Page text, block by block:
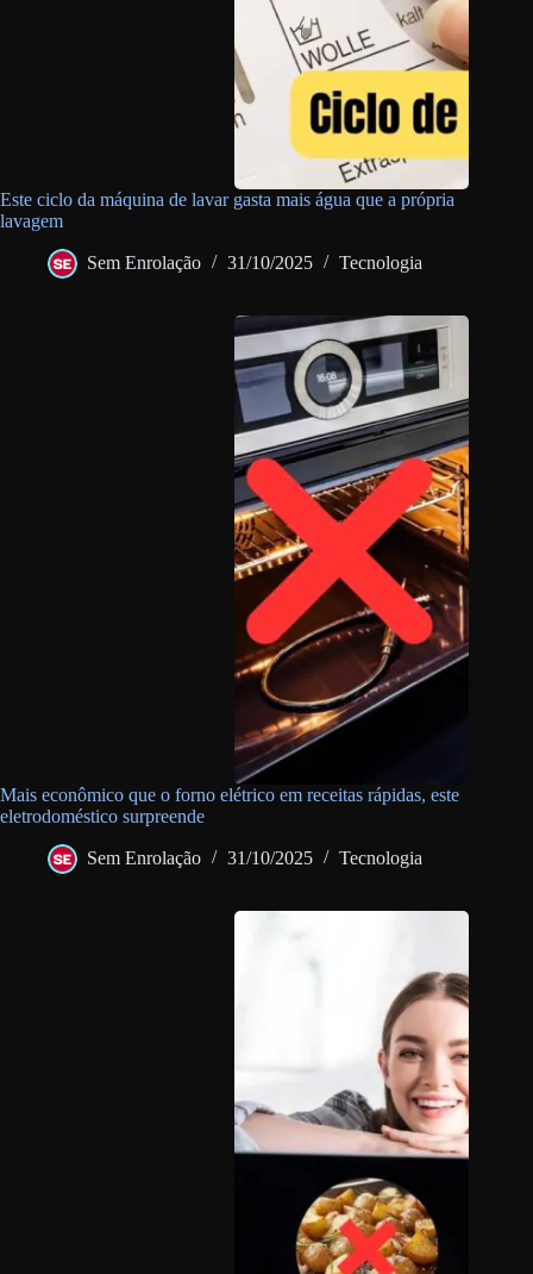
Este ciclo da máquina de lavar gasta mais água que a própria
lavagem
Sem Enrolação 31/10/2025 Tecnologia
Mais econômico que o forno elétrico em receitas rápidas, este
eletrodoméstico surpreende
Sem Enrolação 31/10/2025 Tecnologia